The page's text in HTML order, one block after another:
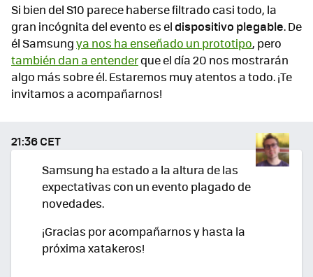
Si bien del S10 parece haberse filtrado casi todo, la
gran incógnita del evento es eldispositivo plegable. De
él Samsungya nos ha enseñado un prototipo, pero
también dan a entenderque el día 20 nos mostrarán
algo más sobre él. Estaremos muy atentos a todo. ¡Te
invitamos a acompañarnos!
21:36 CET
Samsung ha estado a la altura de las
expectativas con un evento plagado de
novedades.
¡Gracias por acompañarnos y hasta la
próxima xatakeros!